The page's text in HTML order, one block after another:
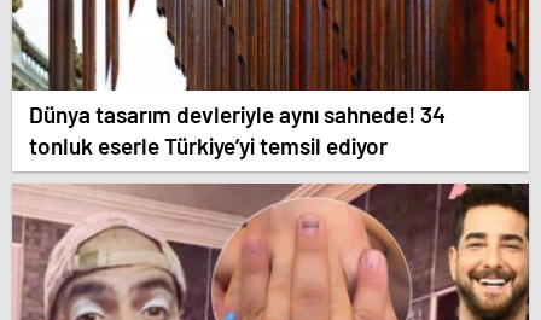
Dünya tasarım devleriyle aynı sahnede! 34
tonluk eserle Türkiye’yi temsil ediyor